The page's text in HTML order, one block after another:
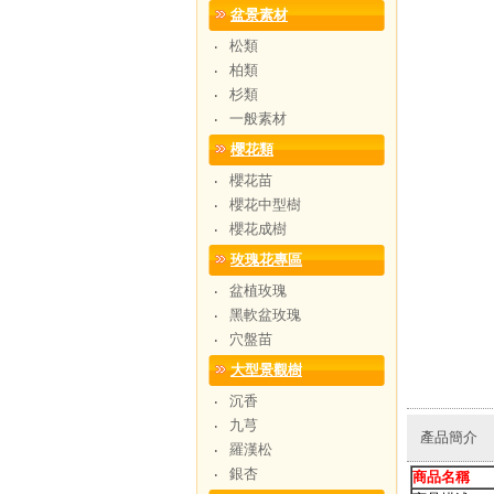
盆景素材
‧
松類
‧
柏類
‧
杉類
‧
一般素材
櫻花類
‧
櫻花苗
‧
櫻花中型樹
‧
櫻花成樹
玫瑰花專區
‧
盆植玫瑰
‧
黑軟盆玫瑰
‧
穴盤苗
大型景觀樹
‧
沉香
‧
九芎
‧
羅漢松
‧
銀杏
產品簡介
商品名稱